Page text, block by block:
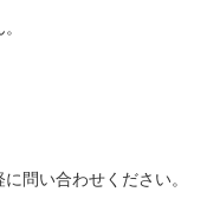
問い合わせください。